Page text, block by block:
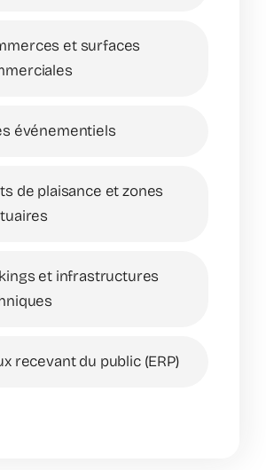
et surfaces
événementiels
de plaisance et zones
et infrastructures
recevant du public (ERP)